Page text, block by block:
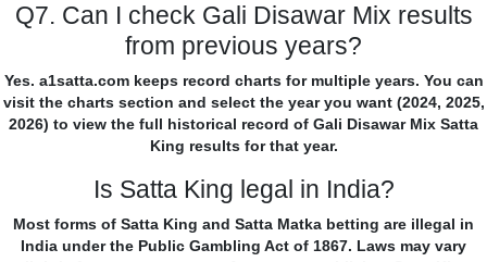
Q7. Can I check Gali Disawar Mix results
from previous years?
Yes. a1satta.com keeps record charts for multiple years. You can
visit the charts section and select the year you want (2024, 2025,
2026) to view the full historical record of Gali Disawar Mix Satta
King results for that year.
Is Satta King legal in India?
Most forms of Satta King and Satta Matka betting are illegal in
India under the Public Gambling Act of 1867. Laws may vary